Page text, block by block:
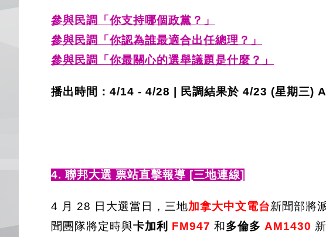
參與民調「你支持哪個政黨？ 」
參與民調「你認為誰最適合出任總理？ 」
參與民調「你最關心的選舉議題是什麼？ 」
播出時間：4/14 - 4/28 | 民調結果於 4/23 (星期三)
4. 聯邦大選 票站直擊報導 [三地連線]
4 月 28 日大選當日，三地加拿大中文電台新聞部將
聞團隊將定時與卡加利 FM947 和多倫多 AM1430